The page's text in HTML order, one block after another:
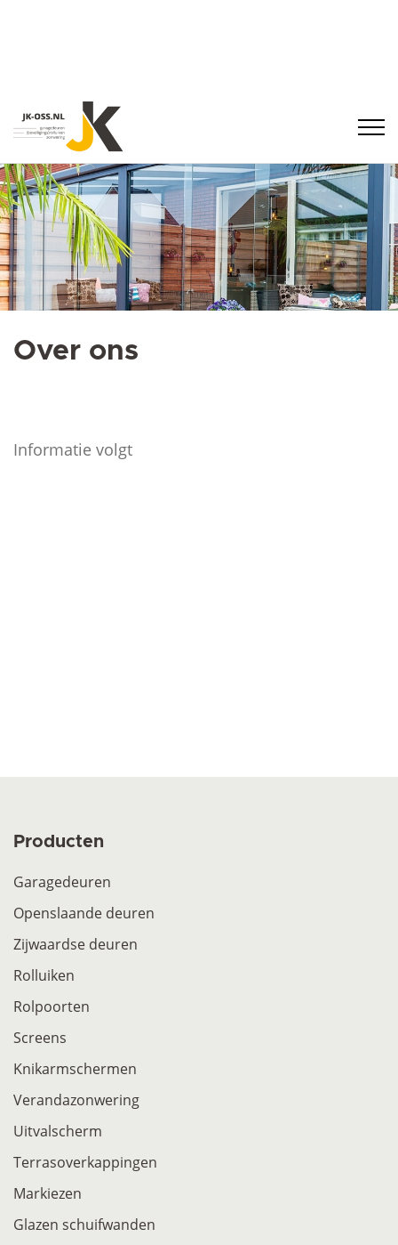
Over ons
Informatie volgt
Producten
Garagedeuren
Openslaande deuren
Zijwaardse deuren
Rolluiken
Rolpoorten
Screens
Knikarmschermen
Verandazonwering
Uitvalscherm
Terrasoverkappingen
Markiezen
Glazen schuifwanden